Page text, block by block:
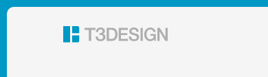
東京都渋谷のパッケージデザイン・グラ